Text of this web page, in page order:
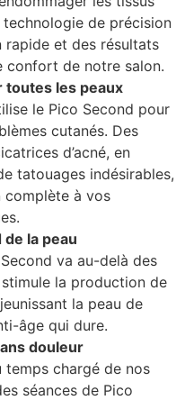
de précision
rapide et des résultats
confort de notre salon.
toutes les peaux
le Pico Second pour
cutanés. Des
d’acné, en
tatouages indésirables,
complète à vos
la peau
va au-delà des
la production de
la peau de
âge qui dure.
douleur
temps chargé de nos
séances de Pico